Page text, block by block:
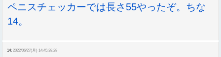
ペニスチェッカーでは長さ55やったぞ。ちな
14。
14: 2022/06/27(月) 14:45:38.28